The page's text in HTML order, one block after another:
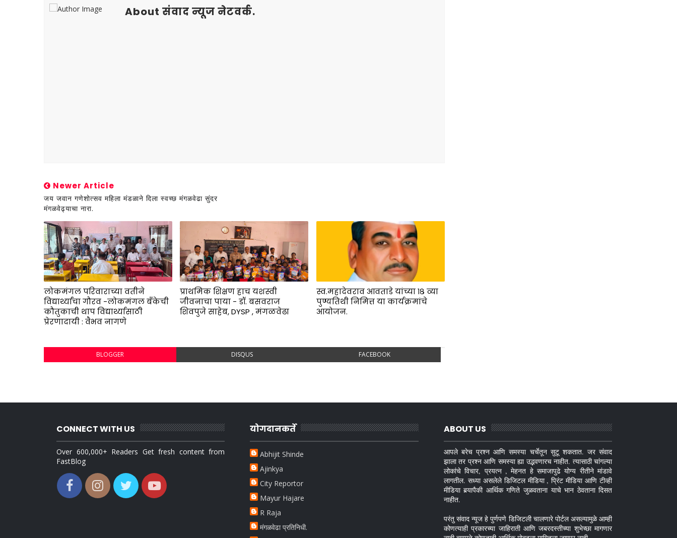
About संवाद न्यूज नेटवर्क.
Newer Article
जय जवान गणेशोत्सव महिला मंडळाने दिला स्वच्छ मंगळवेढा सुंदर
मंगळवेढ्याचा नारा.
लोकमंगल परिवाराच्या वतीने
विद्यार्थ्यांचा गौरव -लोकमंगल बँकेची
कौतुकाची थाप विद्यार्थ्यासाठी
प्रेरणादायी : वैभव नागणे
प्राथमिक शिक्षण हाच यशस्वी
जीवनाचा पाया - डॉ. बसवराज
शिवपुजे साहेब, DYSP , मंगळवेढा
स्व.महादेवराव आवताडे यांच्या १८ व्या
पुण्यतिथी निमित्त या कार्यक्रमांचे
आयोजन.
BLOGGER DISQUS FACEBOOK
CONNECT WITH US
Over 600,000+ Readers Get fresh content from
FastBlog
योगदानकर्ते
Abhijit Shinde
Ajinkya
City Reportor
Mayur Hajare
R Raja
मंगळवेढा प्रतिनिधी.
ABOUT US
आपले बरेच प्रश्न आणि समस्या चर्चेतून सुटू शकतात. जर संवाद
झाला तर प्रश्न आणि समस्या ह्या उद्भवणारच नाहीत. त्यासाठी चांगल्या
लोकांचे विचार, प्रयत्न , मेहनत हे समाजापुढे योग्य रीतीने मांडावे
लागतील. सध्या असलेले डिजिटल मीडिया , प्रिंट मीडिया आणि टीव्ही
मीडिया बर्‍यापैकी आर्थिक गणिते जुळवताना याचे भान ठेवताना दिसत
नाहीत.
परंतु संवाद न्यूज हे पुर्णपणे डिजिटली चालणारे पोर्टल असल्यामुळे आम्ही
कोणत्याही प्रकारच्या जाहिराती आणि जबरदस्तीच्या शुभेच्छा मागणार